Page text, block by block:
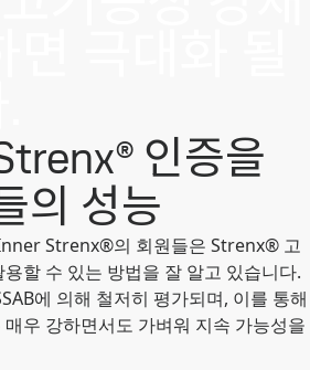
인증을
의 성능
Strenx®의 회원들은 Strenx® 고
할 수 있는 방법을 잘 알고 있습니다.
에 의해 철저히 평가되며, 이를 통해
우 강하면서도 가벼워 지속 가능성을